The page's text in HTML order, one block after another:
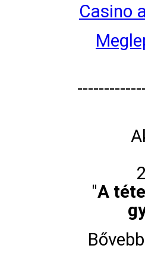
Casino
"A